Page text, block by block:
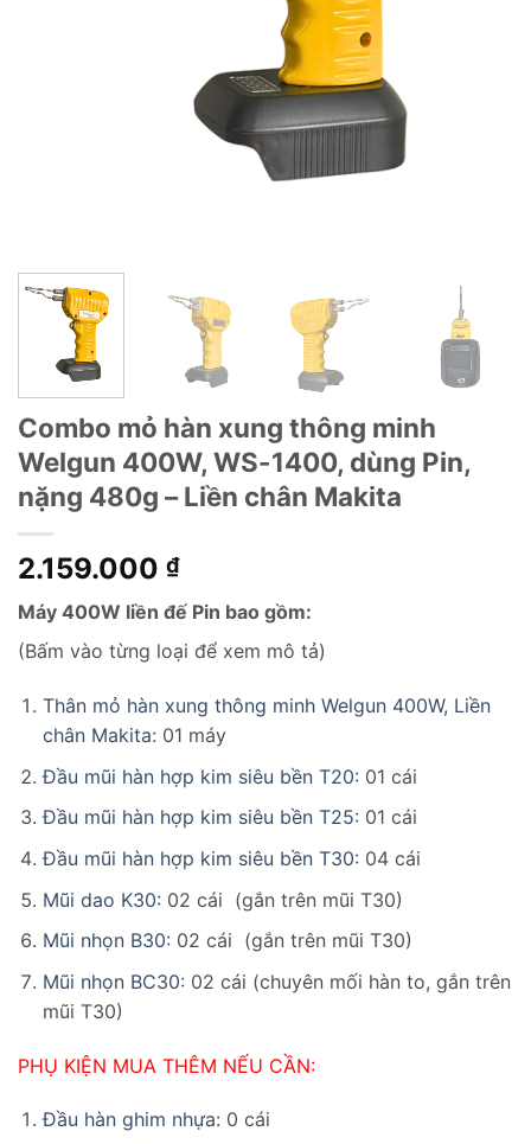
Combo mỏ hàn xung thông minh
Welgun 400W, WS-1400, dùng Pin,
nặng 480g – Liền chân Makita
2.159.000 ₫
Máy 400W liền đế Pin bao gồm:
(Bấm vào từng loại để xem mô tả)
Thân mỏ hàn xung thông minh Welgun 400W, Liền
chân Makita: 01 máy
Đầu mũi hàn hợp kim siêu bền T20: 01 cái
Đầu mũi hàn hợp kim siêu bền T25: 01 cái
Đầu mũi hàn hợp kim siêu bền T30: 04 cái
Mũi dao K30: 02 cái (gắn trên mũi T30)
Mũi nhọn B30: 02 cái (gắn trên mũi T30)
Mũi nhọn BC30: 02 cái (chuyên mối hàn to, gắn trên
mũi T30)
PHỤ KIỆN MUA THÊM NẾU CẦN:
Đầu hàn ghim nhựa: 0 cái